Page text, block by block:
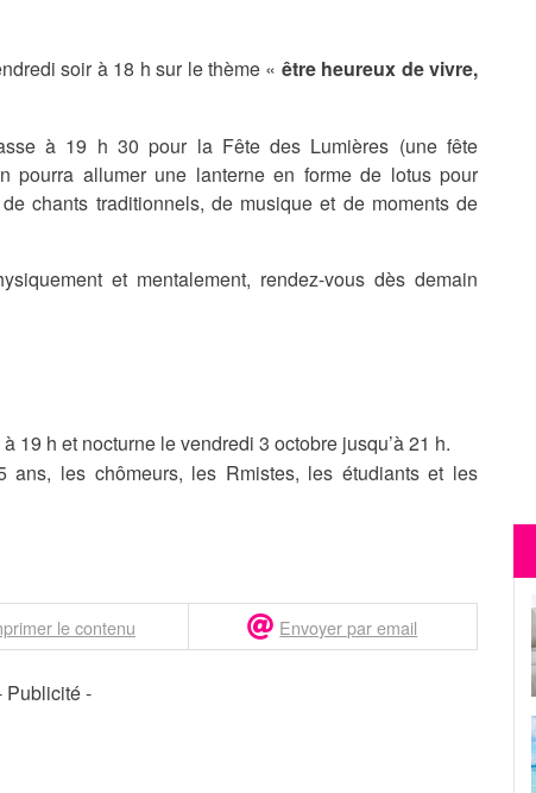
soir à 18 h sur le thème « être heureux de vivre,
à 19 h 30 pour la Fête des Lumières (une fête
pourra allumer une lanterne en forme de lotus pour
chants traditionnels, de musique et de moments de
et mentalement, rendez-vous dès demain
19 h et nocturne le vendredi 3 octobre jusqu’à 21 h.
les chômeurs, les Rmistes, les étudiants et les
le contenu Envoyer par email
Publicité -